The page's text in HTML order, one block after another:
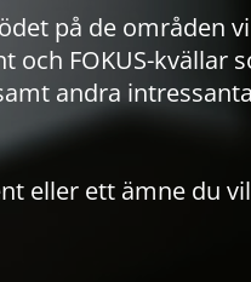
på de områden
och FOKUS-kvällar
andra
eller ett ämne du